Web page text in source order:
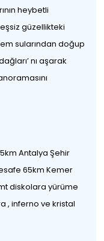
heybetli
güzellikteki
sularından doğup
nı aşarak
Antalya Şehir
65km Kemer
diskolara yürüme
, inferno ve kristal